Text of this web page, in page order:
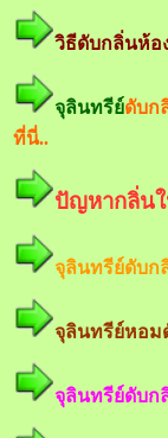
วิธีดับกลิ่นห้อ
จุลินทรีย์ดับก
ที่นี่..
ปัญหากลิ่นใ
จุลินทรีย์ดับ
จุลินทรีย์หอม
จุลินทรีย์ดับก